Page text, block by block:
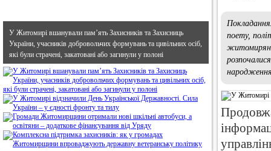
У Житомирі вшанували пам’ять Захисників та Захисниць
України, учасників добровольчих формувань та цивільних осіб,
які були страчені, закатовані або загинули у полоні
поету,